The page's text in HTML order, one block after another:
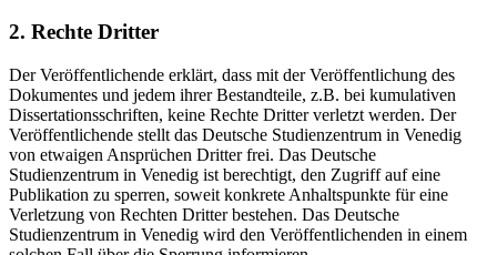
2. Rechte Dritter
Der Veröffentlichende erklärt, dass mit der Veröffentlichung des
Dokumentes und jedem ihrer Bestandteile, z.B. bei kumulativen
Dissertationsschriften, keine Rechte Dritter verletzt werden. Der
Veröffentlichende stellt das Deutsche Studienzentrum in Venedig
von etwaigen Ansprüchen Dritter frei. Das Deutsche
Studienzentrum in Venedig ist berechtigt, den Zugriff auf eine
Publikation zu sperren, soweit konkrete Anhaltspunkte für eine
Verletzung von Rechten Dritter bestehen. Das Deutsche
Studienzentrum in Venedig wird den Veröffentlichenden in einem